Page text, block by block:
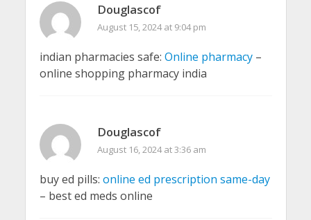
Douglascof
August 15, 2024 at 9:04 pm
indian pharmacies safe: Online pharmacy–
online shopping pharmacy india
Douglascof
August 16, 2024 at 3:36 am
buy ed pills: online ed prescription same-day
– best ed meds online